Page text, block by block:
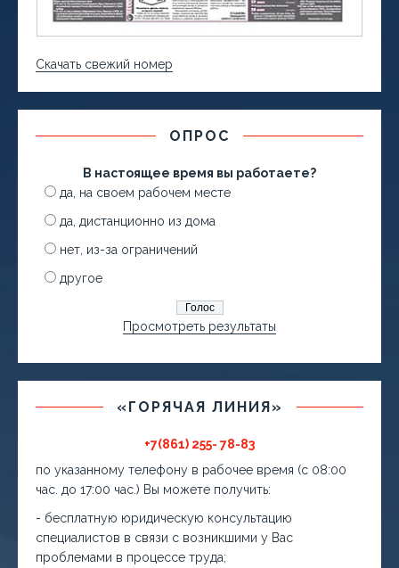
Скачать свежий номер
ОПРОС
В настоящее время вы работаете?
да, на своем рабочем месте
да, дистанционно из дома
нет, из-за ограничений
другое
Просмотреть результаты
«ГОРЯЧАЯ ЛИНИЯ»
+7(861) 255- 78-83
по указанному телефону в рабочее время (с 08:00
час. до 17:00 час.) Вы можете получить:
- бесплатную юридическую консультацию
специалистов в связи с возникшими у Вас
проблемами в процессе труда;